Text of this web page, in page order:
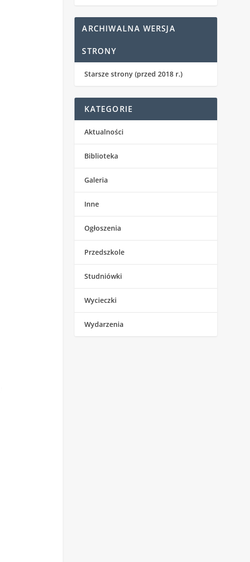
ARCHIWALNA WERSJA
STRONY
Starsze strony (przed 2018 r.)
KATEGORIE
Aktualności
Biblioteka
Galeria
Inne
Ogłoszenia
Przedszkole
Studniówki
Wycieczki
Wydarzenia